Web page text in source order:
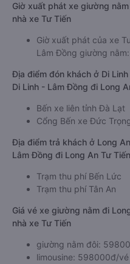
Giờ xuất phát xe giường
nhà xe Tư Tiến
Giờ xuất phát của xe
Lâm Đồng giường
Địa điểm đón khách ở Di
Di Linh - Lâm Đồng đi Long
Bến xe liên tỉnh Đà Lạt
Cổng Bến xe Đức
Địa điểm trả khách ở Long
Lâm Đồng đi Long An Tư Tiến
Trạm thu phí Bến Lức
Trạm thu phí Tân An
Giá vé xe giường nằm đi
nhà xe Tư Tiến
giường nằm đôi:
limousine: 598000đ/vé